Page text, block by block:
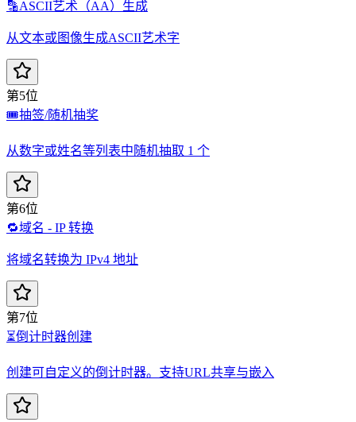
🔡ASCII艺术（AA）生成
从文本或图像生成ASCII艺术字
第5位
🎟️抽签/随机抽奖
从数字或姓名等列表中随机抽取 1 个
第6位
🔁域名 - IP 转换
将域名转换为 IPv4 地址
第7位
⏳倒计时器创建
创建可自定义的倒计时器。支持URL共享与嵌入